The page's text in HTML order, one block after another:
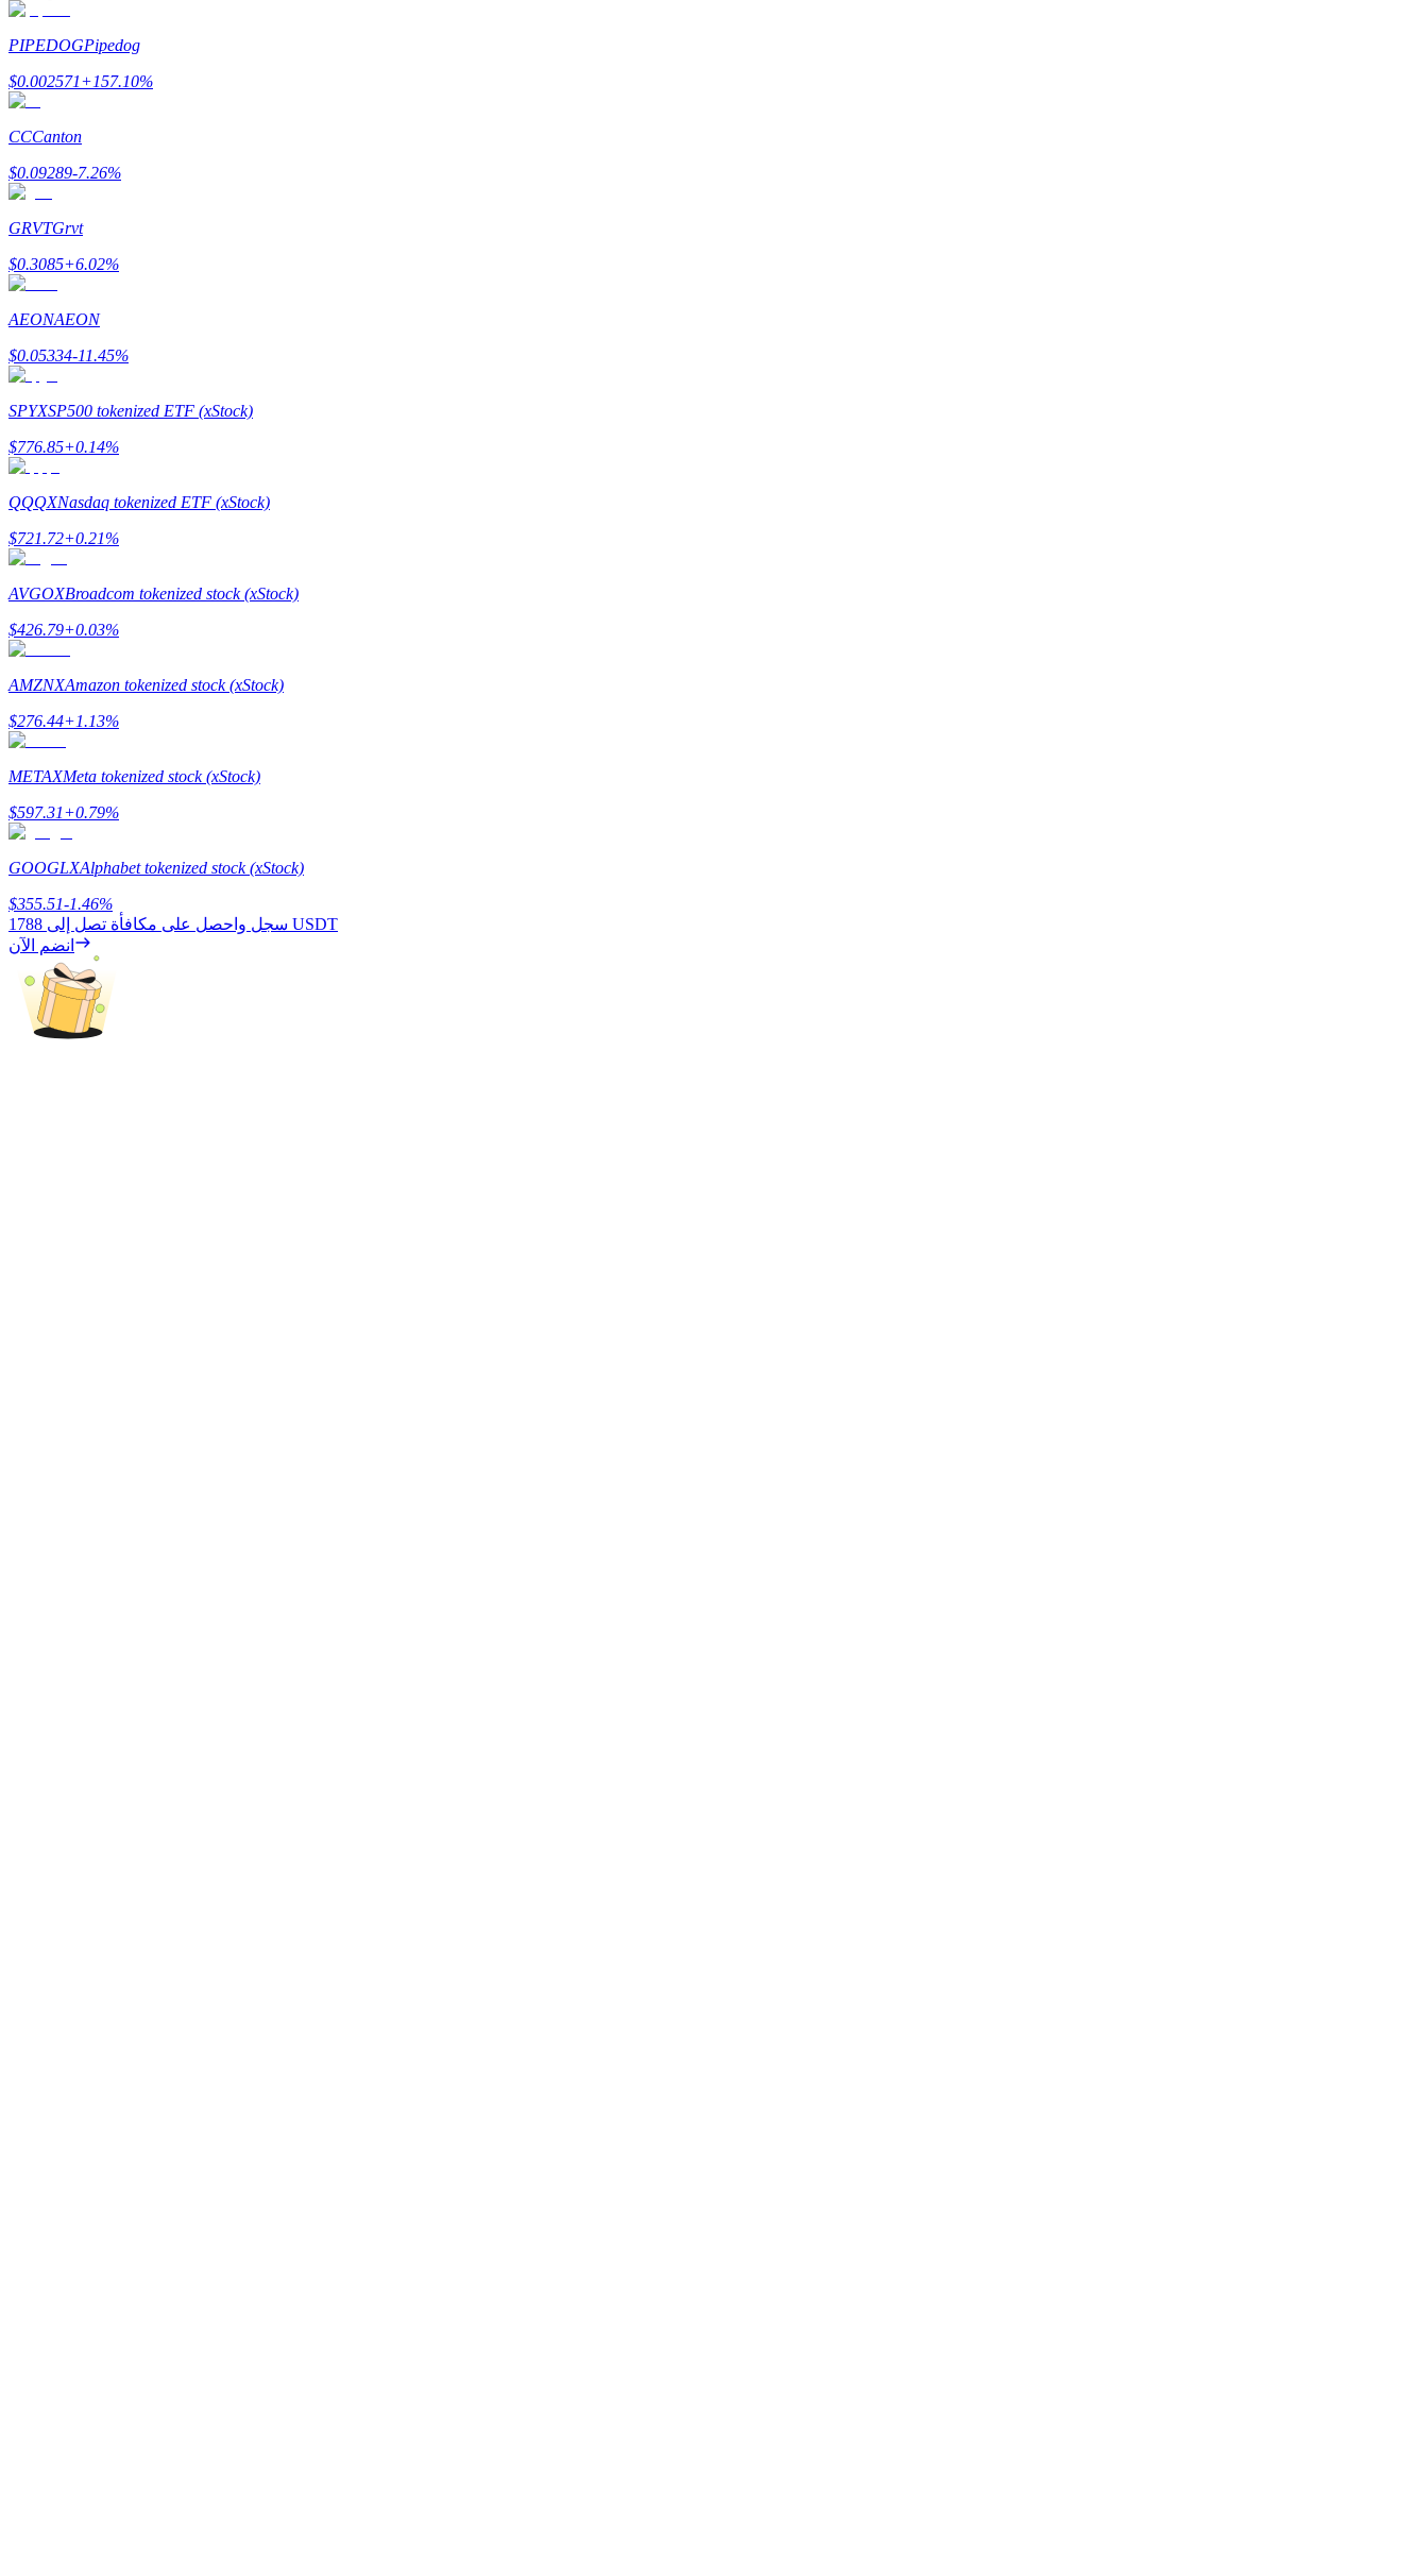
انضم إلى أفضل المتداولين
كن متداول نسخ
استمتع بتقاسم الأرباح وعمولات نسخ التداول
دليل المبتدئين للعقود الآجلة
استراتيجيات التداول
تعلم كيفية البقاء مربحة
PIPEDOGPipedog
$0.002571+157.10%
CCCanton
$0.09289-7.26%
GRVTGrvt
$0.3085+6.02%
AEONAEON
$0.05334-11.45%
SPYXSP500 tokenized ETF (xStock)
$776.85+0.14%
QQQXNasdaq tokenized ETF (xStock)
$721.72+0.21%
AVGOXBroadcom tokenized stock (xStock)
$426.79+0.03%
AMZNXAmazon tokenized stock (xStock)
$276.44+1.13%
METAXMeta tokenized stock (xStock)
$597.31+0.79%
GOOGLXAlphabet tokenized stock (xStock)
$355.51-1.46%
سجل واحصل على مكافأة تصل إلى 1788 USDT
انضم الآن